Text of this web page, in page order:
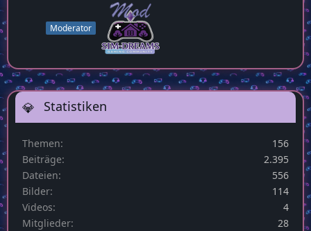
Moderator
Statistiken
Themen
156
Beiträge
2.395
Dateien
556
Bilder
114
Videos
4
Mitglieder
28